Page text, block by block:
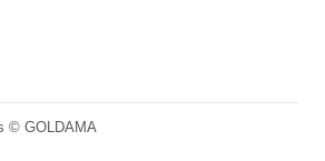
© GOLDAMA